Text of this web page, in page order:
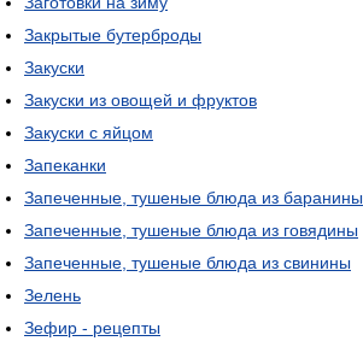
Закрытые бутерброды
Закуски
Закуски из овощей и фруктов
Закуски с яйцом
Запеканки
Запеченные, тушеные блюда из баранины
Запеченные, тушеные блюда из говядины
Запеченные, тушеные блюда из свинины
Зелень
Зефир - рецепты